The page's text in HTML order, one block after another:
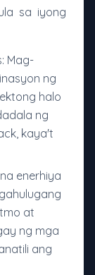
sa iyong
Mag-
ng
halo
ng
kaya't
enerhiya
at
ng mga
ang